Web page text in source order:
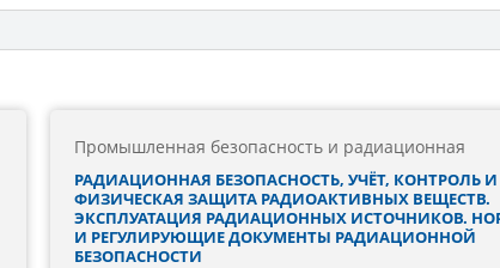
Промышленная безопасность и радиационная
РАДИАЦИОННАЯ БЕЗОПАСНОСТЬ, УЧЁТ, КОНТРОЛЬ И
ФИЗИЧЕСКАЯ ЗАЩИТА РАДИОАКТИВНЫХ ВЕЩЕСТВ.
ЭКСПЛУАТАЦИЯ РАДИАЦИОННЫХ ИСТОЧНИКОВ.
И РЕГУЛИРУЮЩИЕ ДОКУМЕНТЫ РАДИАЦИОННОЙ
БЕЗОПАСНОСТИ